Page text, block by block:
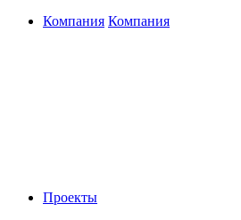
Компания Компания
Проекты